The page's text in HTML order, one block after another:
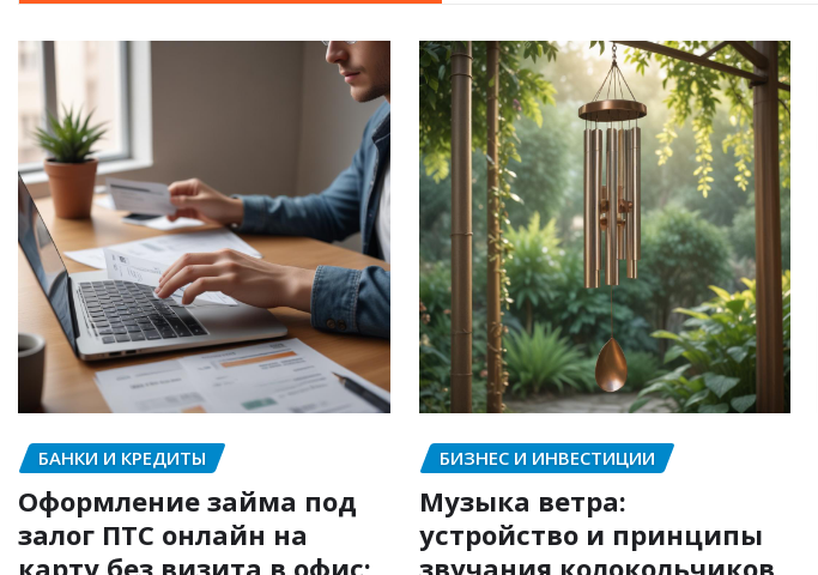
БАНКИ И КРЕДИТЫ
Оформление займа под
залог ПТС онлайн на
БИЗНЕС И ИНВЕСТИЦИИ
Музыка ветра:
устройство и принципы